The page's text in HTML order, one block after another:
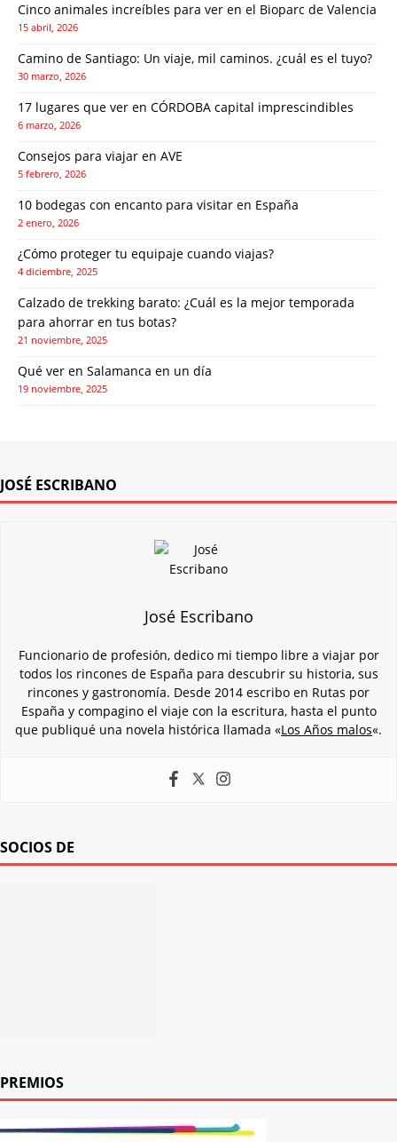
Cinco animales increíbles para ver en el Bioparc de Valencia
15 abril, 2026
Camino de Santiago: Un viaje, mil caminos. ¿cuál es el tuyo?
30 marzo, 2026
17 lugares que ver en CÓRDOBA capital imprescindibles
6 marzo, 2026
Consejos para viajar en AVE
5 febrero, 2026
10 bodegas con encanto para visitar en España
2 enero, 2026
¿Cómo proteger tu equipaje cuando viajas?
4 diciembre, 2025
Calzado de trekking barato: ¿Cuál es la mejor temporada
para ahorrar en tus botas?
21 noviembre, 2025
Qué ver en Salamanca en un día
19 noviembre, 2025
JOSÉ ESCRIBANO
José Escribano
Funcionario de profesión, dedico mi tiempo libre a viajar por
todos los rincones de España para descubrir su historia, sus
rincones y gastronomía. Desde 2014 escribo en Rutas por
España y compagino el viaje con la escritura, hasta el punto
que publiqué una novela histórica llamada «Los Años malos«.
SOCIOS DE
PREMIOS